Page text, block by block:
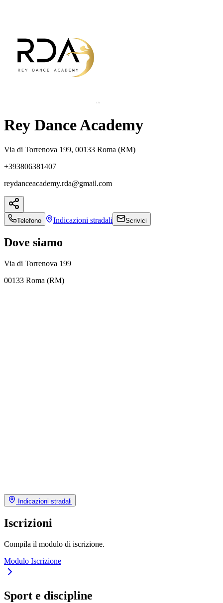
Rey Dance Academy
Via di Torrenova 199, 00133 Roma (RM)
+393806381407
reydanceacademy.rda@gmail.com
Telefono Indicazioni stradali Scrivici
Dove siamo
Via di Torrenova 199
00133 Roma (RM)
Indicazioni stradali
Iscrizioni
Compila il modulo di iscrizione.
Modulo Iscrizione
Sport e discipline